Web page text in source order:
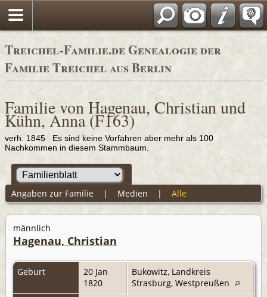
Adressbücher
Treichel-Familie.de Genealogie der
Familie Treichel aus Berlin
Familie von Hagenau, Christian und
Kühn, Anna (F163)
verh. 1845 Es sind keine Vorfahren aber mehr als 100
Nachkommen in diesem Stammbaum.
Angaben zur Familie | Medien | Alle
männlich
Hagenau, Christian
Geburt
20 Jan
1820
Bukowitz, Landkreis
Strasburg, Westpreußen